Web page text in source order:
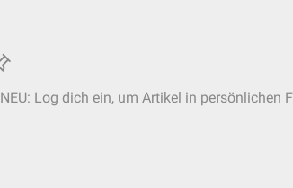
NEU: Log dich ein, um Artikel in persönlichen